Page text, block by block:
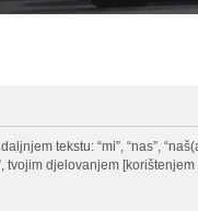
tekstu: “mi”, “nas”,
tvojim djelovanjem